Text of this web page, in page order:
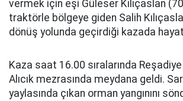
vermek için eşi Güleser Kılıçaslan
traktörle bölgeye giden Salih
dönüş yolunda geçirdiği kazada
Kaza saat 16.00 sıralarında
Alıcık mezrasında meydana geldi.
yaylasında çıkan orman yangınını